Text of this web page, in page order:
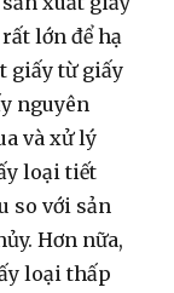
lớn để hạ
giấy từ giấy
nguyên
và xử lý
loại tiết
so với sản
Hơn nữa,
loại thấp